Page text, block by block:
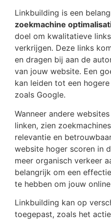
Linkbuilding is een
zoekmachine
doel om kwalitatieve
verkrijgen. Deze links
en dragen bij aan de
van jouw website. Een
kan leiden tot een
zoals Google.
Wanneer andere
linken, zien
relevantie en
website hoger scoren in
meer organisch verkeer
belangrijk om een
te hebben om jouw
Linkbuilding kan op
toegepast, zoals het